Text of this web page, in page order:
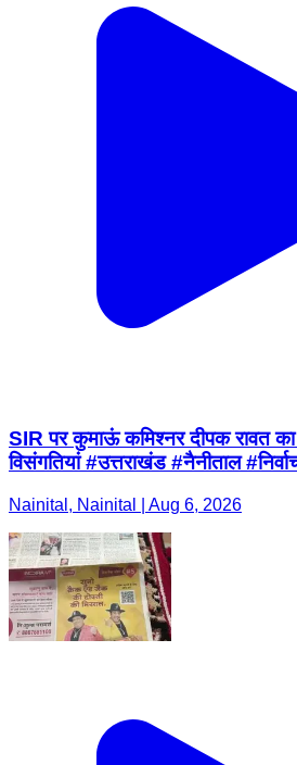
SIR पर कुमाऊं कमिश्नर दीपक रावत का
विसंगतियां #उत्तराखंड #नैनीताल
Nainital, Nainital | Aug 6, 2026